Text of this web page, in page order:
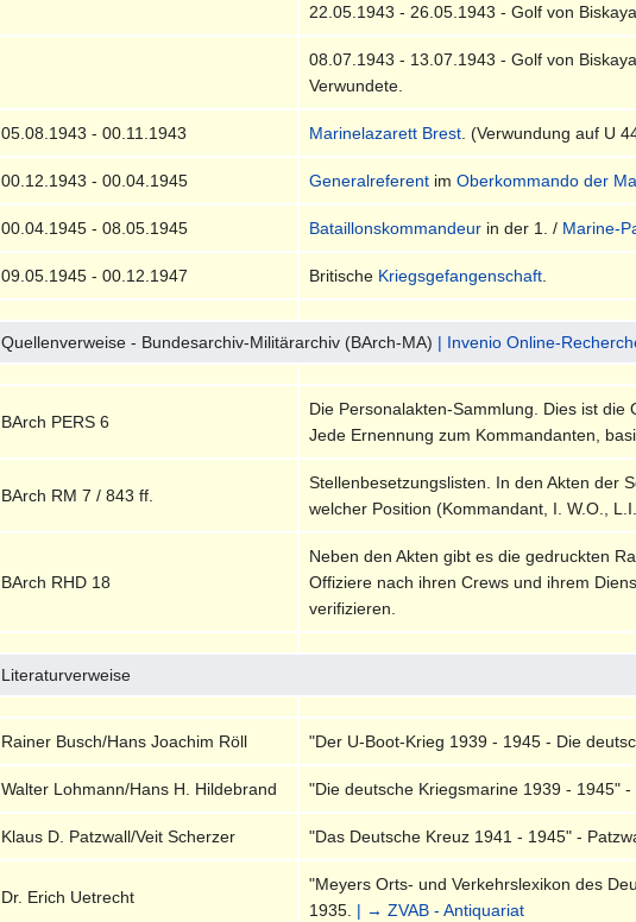
22.05.1943 - 26.05.1943 - Golf von
08.07.1943 - 13.07.1943 - Golf von
Verwundete.
05.08.1943 - 00.11.1943 Marinelazarett Brest . (Verwundung auf U
00.12.1943 - 00.04.1945 Generalreferent imOberkommando der
00.04.1945 - 08.05.1945 Bataillonskommandeur in der 1. / Marine-
09.05.1945 - 00.12.1947 Britische Kriegsgefangenschaft
Quellenverweise - Bundesarchiv-Militärarchiv (BArch-MA) | Invenio Online-
BArch PERS 6
Die Personalakten-Sammlung. Dies ist die
Jede Ernennung zum Kommandanten,
BArch RM 7 / 843 ff.
Stellenbesetzungslisten. In den Akten der
welcher Position (Kommandant, I. W.O.,
BArch RHD 18
Neben den Akten gibt es die gedruckten
Offiziere nach ihren Crews und ihrem
verifizieren.
Literaturverweise
Rainer Busch/Hans Joachim Röll "Der U-Boot-Krieg 1939 - 1945 - Die
Walter Lohmann/Hans H. Hildebrand "Die deutsche Kriegsmarine 1939 - 1945"
Klaus D. Patzwall/Veit Scherzer "Das Deutsche Kreuz 1941 - 1945" -
Dr. Erich Uetrecht
"Meyers Orts- und Verkehrslexikon des
1935. | → ZVAB - Antiquariat